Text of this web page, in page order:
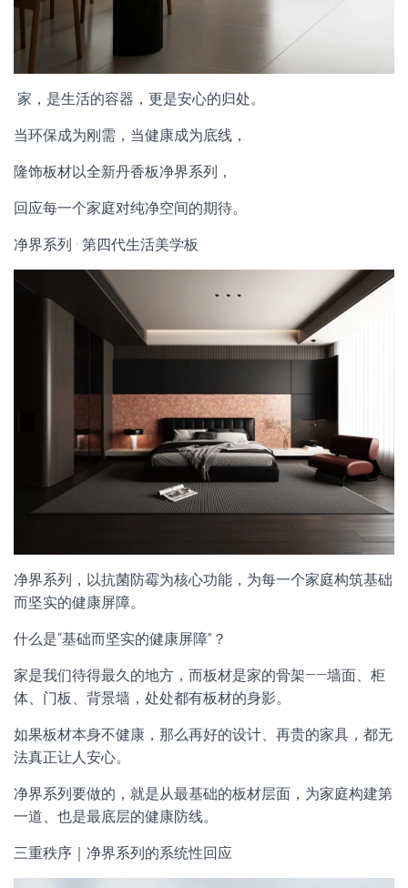
家，是生活的容器，更是安心的归处。
当环保成为刚需，当健康成为底线，
隆饰板材以全新丹香板净界系列，
回应每一个家庭对纯净空间的期待。
净界系列 · 第四代生活美学板
净界系列，以抗菌防霉为核心功能，为每一个家庭构筑基础
而坚实的健康屏障。
什么是“基础而坚实的健康屏障”？
家是我们待得最久的地方，而板材是家的骨架——墙面、柜
体、门板、背景墙，处处都有板材的身影。
如果板材本身不健康，那么再好的设计、再贵的家具，都无
法真正让人安心。
净界系列要做的，就是从最基础的板材层面，为家庭构建第
一道、也是最底层的健康防线。
三重秩序｜净界系列的系统性回应